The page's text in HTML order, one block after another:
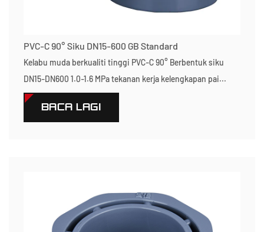
PVC-C 90° Siku DN15-600 GB Standard
Kelabu muda berkualiti tinggi PVC-C 90° Berbentuk siku
DN15-DN600 1.0-1.6 MPa tekanan kerja kelengkapan pai...
BACA LAGI